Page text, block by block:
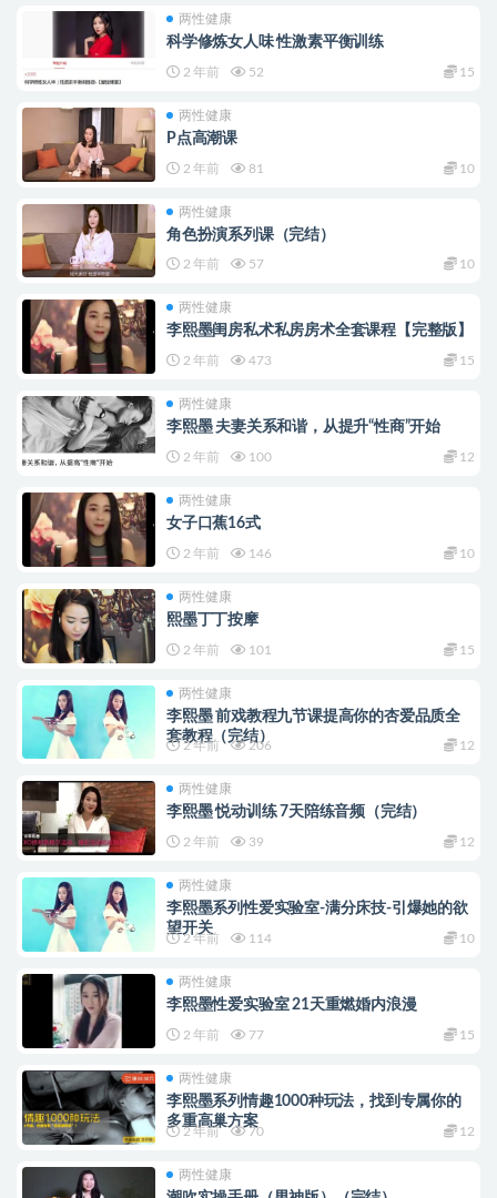
两性健康
科学修炼女人味 性激素平衡训练
2 年前 52 15
两性健康
P点高潮课
2 年前 81 10
两性健康
角色扮演系列课（完结）
2 年前 57 10
两性健康
李熙墨闺房私术私房房术全套课程【完整版】
2 年前 473 15
两性健康
李熙墨 夫妻关系和谐，从提升“性商”开始
2 年前 100 12
两性健康
女子口蕉16式
2 年前 146 10
两性健康
熙墨丁丁按摩
2 年前 101 15
两性健康
李熙墨 前戏教程九节课提高你的杏爱品质全
套教程（完结）
2 年前 206 12
两性健康
李熙墨 悦动训练 7天陪练音频（完结）
2 年前 39 12
两性健康
李熙墨系列性爱实验室-满分床技-引爆她的欲
望开关
2 年前 114 10
两性健康
李熙墨性爱实验室 21天重燃婚内浪漫
2 年前 77 15
两性健康
李熙墨系列情趣1000种玩法，找到专属你的
多重高巢方案
2 年前 70 12
两性健康